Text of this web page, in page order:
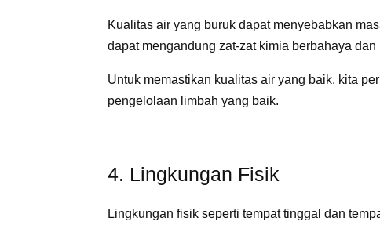
Kualitas air yang buruk dapat menyebabkan
dapat mengandung zat-zat kimia berbahaya
Untuk memastikan kualitas air yang baik, kita
pengelolaan limbah yang baik.
4. Lingkungan Fisik
Lingkungan fisik seperti tempat tinggal dan